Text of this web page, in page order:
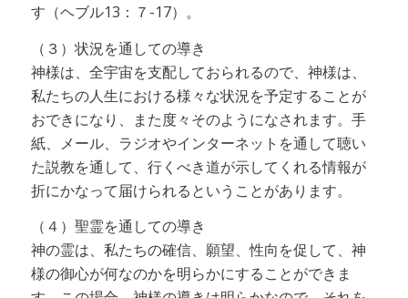
す（ヘブル13：７-17）。
（３）状況を通しての導き
神様は、全宇宙を支配しておられるので、神様は、
私たちの人生における様々な状況を予定することが
おできになり、また度々そのようになされます。手
紙、メール、ラジオやインターネットを通して聴い
た説教を通して、行くべき道が示してくれる情報が
折にかなって届けられるということがあります。
（４）聖霊を通しての導き
神の霊は、私たちの確信、願望、性向を促して、神
様の御心が何なのかを明らかにすることができま